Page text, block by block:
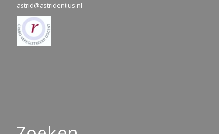
astrid@astridentius.nl